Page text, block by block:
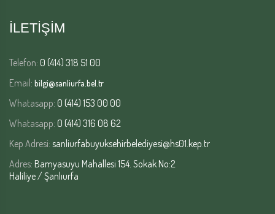
İLETİŞİM
Telefon: 0 (414) 318 51 00
Email: bilgi@sanliurfa.bel.tr
Whatasapp: 0 (414) 153 00 00
Whatasapp: 0 (414) 316 08 62
Kep Adresi: sanliurfabuyuksehirbelediyesi@hs01.kep.tr
Adres: Bamyasuyu Mahallesi 154. Sokak No:2
Haliliye / Şanlıurfa